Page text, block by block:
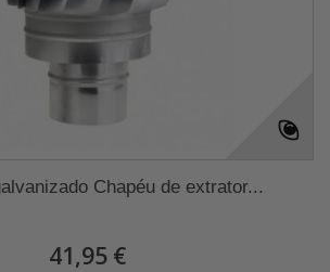
Chapéu de extrator...
41,95 €